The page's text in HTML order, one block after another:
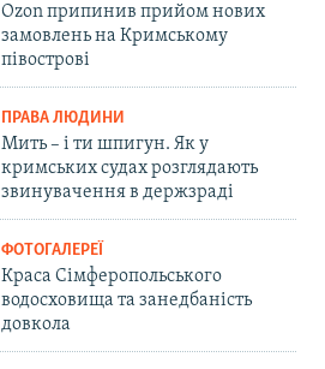
Ozon припинив прийом нових
замовлень на Кримському
півострові
ПРАВА ЛЮДИНИ
Мить – і ти шпигун. Як у
кримських судах розглядають
звинувачення в держзраді
ФОТОГАЛЕРЕЇ
Краса Сімферопольського
водосховища та занедбаність
довкола